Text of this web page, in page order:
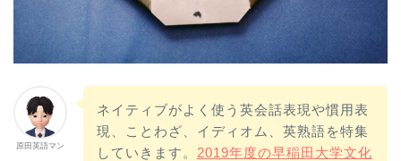
原田英語マン
ネイティブがよく使う英会話表現や慣用表
現、ことわざ、イディオム、英熟語を特集
していきます。 2019年度の早稲田大学文化